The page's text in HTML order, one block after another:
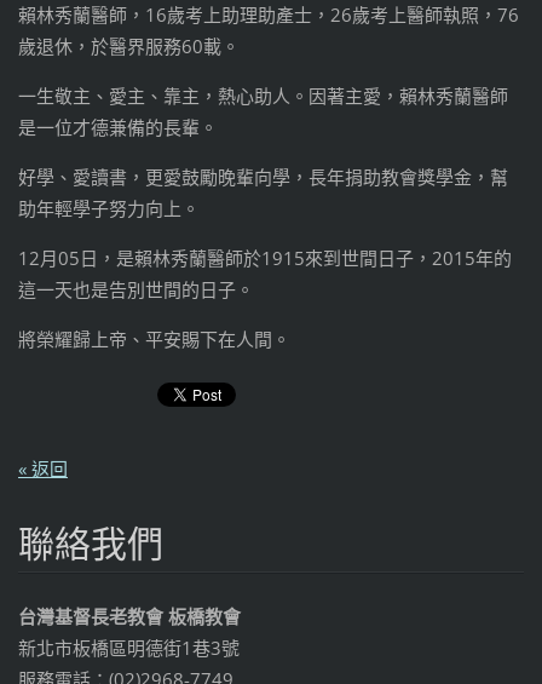
賴林秀蘭醫師，16歲考上助理助產士，26歲考上醫師執照，76
歲退休，於醫界服務60載。
一生敬主、愛主、靠主，熱心助人。因著主愛， 賴林秀蘭醫師
是一位才德兼備的長輩。
好學、愛讀書，更愛鼓勵晚輩向學，長年捐助教會獎學金，幫
助年輕學子努力向上。
12月05日，是賴林秀蘭醫師於1915來到世間日子，2015年的
這一天也是告別世間的日子。
將榮耀歸上帝、平安賜下在人間。
« 返回
聯絡我們
台灣基督長老教會 板橋教會
新北市板橋區明德街1巷3號